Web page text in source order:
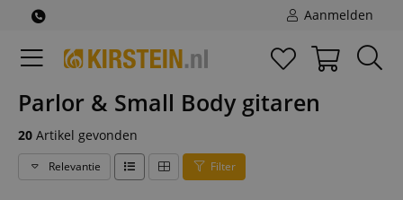
Aanmelden
Parlor & Small Body gitaren
20 Artikel gevonden
Relevantie Filter